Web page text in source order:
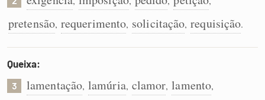
Caça-palavras
Dicionário
pretensão, requerimento, solicitação, requisição.
Queixa:
3 lamentação, lamúria, clamor, lamento,